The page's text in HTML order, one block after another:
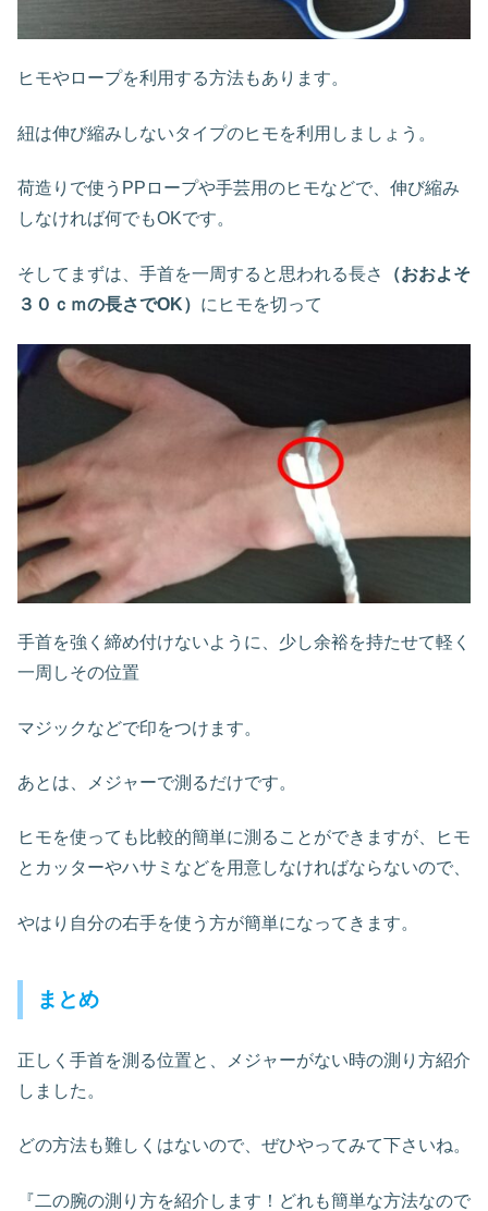
ヒモやロープを利用する方法もあります。
紐は伸び縮みしないタイプのヒモを利用しましょう。
荷造りで使うPPロープや手芸用のヒモなどで、伸び縮み
しなければ何でもOKです。
そしてまずは、手首を一周すると思われる長さ
（おおよそ
３０ｃｍの長さでOK） にヒモを切って
手首を強く締め付けないように、少し余裕を持たせて軽く
一周しその位置
マジックなどで印をつけます。
あとは、メジャーで測るだけです。
ヒモを使っても比較的簡単に測ることができますが、ヒモ
とカッターやハサミなどを用意しなければならないので、
やはり自分の右手を使う方が簡単になってきます。
まとめ
正しく手首を測る位置と、メジャーがない時の測り方紹介
しました。
どの方法も難しくはないので、ぜひやってみて下さいね。
『二の腕の測り方を紹介します！どれも簡単な方法なので